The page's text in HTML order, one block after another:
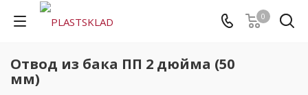
0
Отвод из бака ПП 2 дюйма (50
мм)